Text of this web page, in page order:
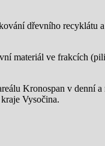
dřevního recyklátu
materiál ve frakcích
Kronospan v denní
Vysočina.